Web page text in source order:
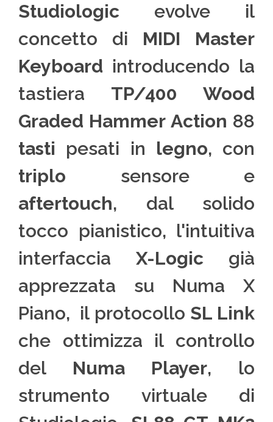
Studiologic evolve il
concetto di MIDI Master
Keyboard introducendo la
tastiera TP/400 Wood
Graded Hammer Action 88
tasti pesati in legno, con
triplo sensore e
aftertouch, dal solido
tocco pianistico, l'intuitiva
interfaccia X-Logic già
apprezzata su Numa X
Piano, il protocollo SL Link
che ottimizza il controllo
del Numa Player, lo
strumento virtuale di